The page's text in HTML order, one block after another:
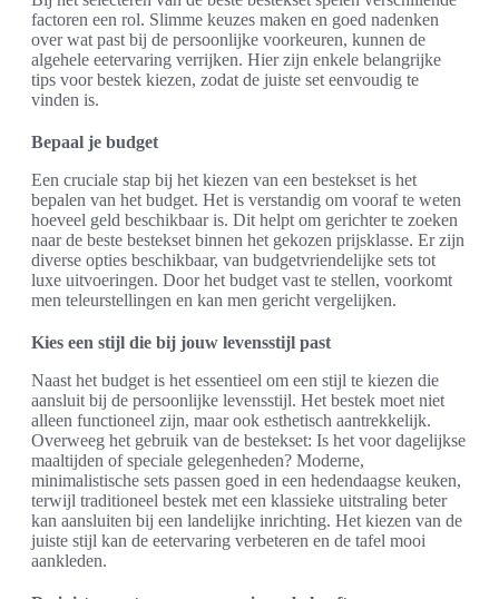
factoren een rol. Slimme keuzes maken en goed nadenken
over wat past bij de persoonlijke voorkeuren, kunnen de
algehele eetervaring verrijken. Hier zijn enkele belangrijke
tips voor bestek kiezen, zodat de juiste set eenvoudig te
vinden is.
Bepaal je budget
Een cruciale stap bij het kiezen van een bestekset is het
bepalen van het budget. Het is verstandig om vooraf te weten
hoeveel geld beschikbaar is. Dit helpt om gerichter te zoeken
naar de beste bestekset binnen het gekozen prijsklasse. Er zijn
diverse opties beschikbaar, van budgetvriendelijke sets tot
luxe uitvoeringen. Door het budget vast te stellen, voorkomt
men teleurstellingen en kan men gericht vergelijken.
Kies een stijl die bij jouw levensstijl past
Naast het budget is het essentieel om een stijl te kiezen die
aansluit bij de persoonlijke levensstijl. Het bestek moet niet
alleen functioneel zijn, maar ook esthetisch aantrekkelijk.
Overweeg het gebruik van de bestekset: Is het voor dagelijkse
maaltijden of speciale gelegenheden? Moderne,
minimalistische sets passen goed in een hedendaagse keuken,
terwijl traditioneel bestek met een klassieke uitstraling beter
kan aansluiten bij een landelijke inrichting. Het kiezen van de
juiste stijl kan de eetervaring verbeteren en de tafel mooi
aankleden.